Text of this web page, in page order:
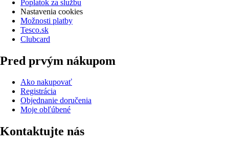
Poplatok za službu
Nastavenia cookies
Možnosti platby
Tesco.sk
Clubcard
Pred prvým nákupom
Ako nakupovať
Registrácia
Objednanie doručenia
Moje obľúbené
Kontaktujte nás